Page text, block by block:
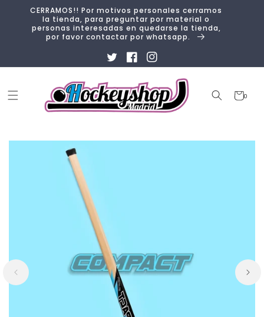
directamente
al contenido
CERRAMOS!! Por motivos personales cerramos
la tienda, para preguntar por material o
personas interesadas en quedarse la tienda,
por favor contactar por whatsapp.
TwitterFacebookInstagram
Carrito
0
0
artículos
directamente
información
del producto